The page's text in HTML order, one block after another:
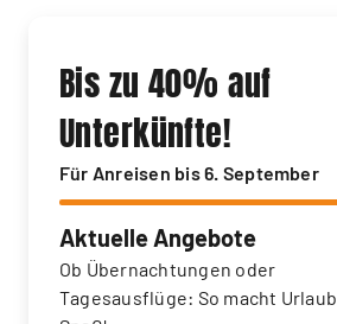
Bis zu 40% auf
Unterkünfte!
Für Anreisen bis 6. September
Aktuelle Angebote
Ob Übernachtungen oder
Tagesausflüge: So macht Urlaub